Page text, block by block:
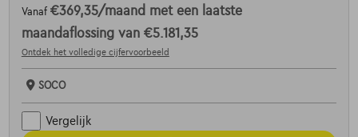
Vanaf €369,35/maand met een laatste
maandaflossing van €5.181,35
Ontdek het volledige cijfervoorbeeld
SOCO
Vergelijk